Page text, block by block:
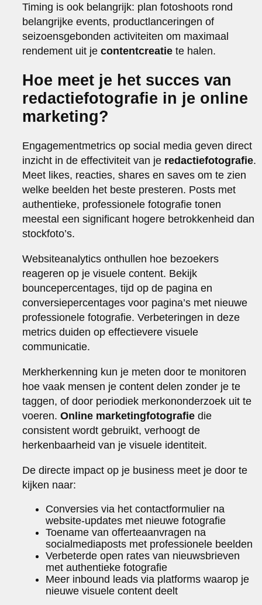
Timing is ook belangrijk: plan fotoshoots rond
belangrijke events, productlanceringen of
seizoensgebonden activiteiten om maximaal
rendement uit jecontentcreatie te halen.
Hoe meet je het succes van
redactiefotografie in je online
marketing?
Engagementmetrics op social media geven direct
inzicht in de effectiviteit van je redactiefotografie.
Meet likes, reacties, shares en saves om te zien
welke beelden het beste presteren. Posts met
authentieke, professionele fotografie tonen
meestal een significant hogere betrokkenheid dan
stockfoto’s.
Websiteanalytics onthullen hoe bezoekers
reageren op je visuele content. Bekijk
bouncepercentages, tijd op de pagina en
conversiepercentages voor pagina’s met nieuwe
professionele fotografie. Verbeteringen in deze
metrics duiden op effectievere visuele
communicatie.
Merkherkenning kun je meten door te monitoren
hoe vaak mensen je content delen zonder je te
taggen, of door periodiek merkononderzoek uit te
voeren.Online marketingfotografie die
consistent wordt gebruikt, verhoogt de
herkenbaarheid van je visuele identiteit.
De directe impact op je business meet je door te
kijken naar:
Conversies via het contactformulier na
website-updates met nieuwe fotografie
Toename van offerteaanvragen na
socialmediaposts met professionele beelden
Verbeterde open rates van nieuwsbrieven
met authentieke fotografie
Meer inbound leads via platforms waarop je
nieuwe visuele content deelt